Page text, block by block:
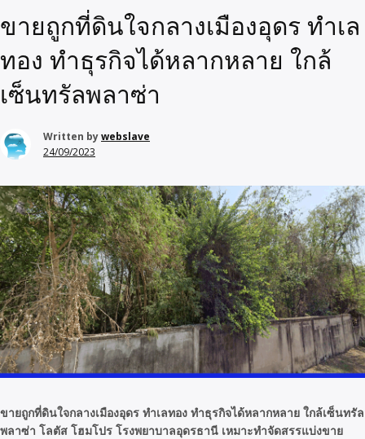
ขายถูกที่ดินใจกลางเมืองอุดร ทำเล
ทอง ทำธุรกิจได้หลากหลาย ใกล้
เซ็นทรัลพลาซ่า
Written bywebslave
24/09/2023
ขายถูกที่ดินใจกลางเมืองอุดร ทำเลทอง ทำธุรกิจได้หลากหลาย ใกล้เซ็นทรัล
พลาซ่า โลตัส โฮมโปร โรงพยาบาลอุดรธานี เหมาะทำจัดสรรแบ่งขาย